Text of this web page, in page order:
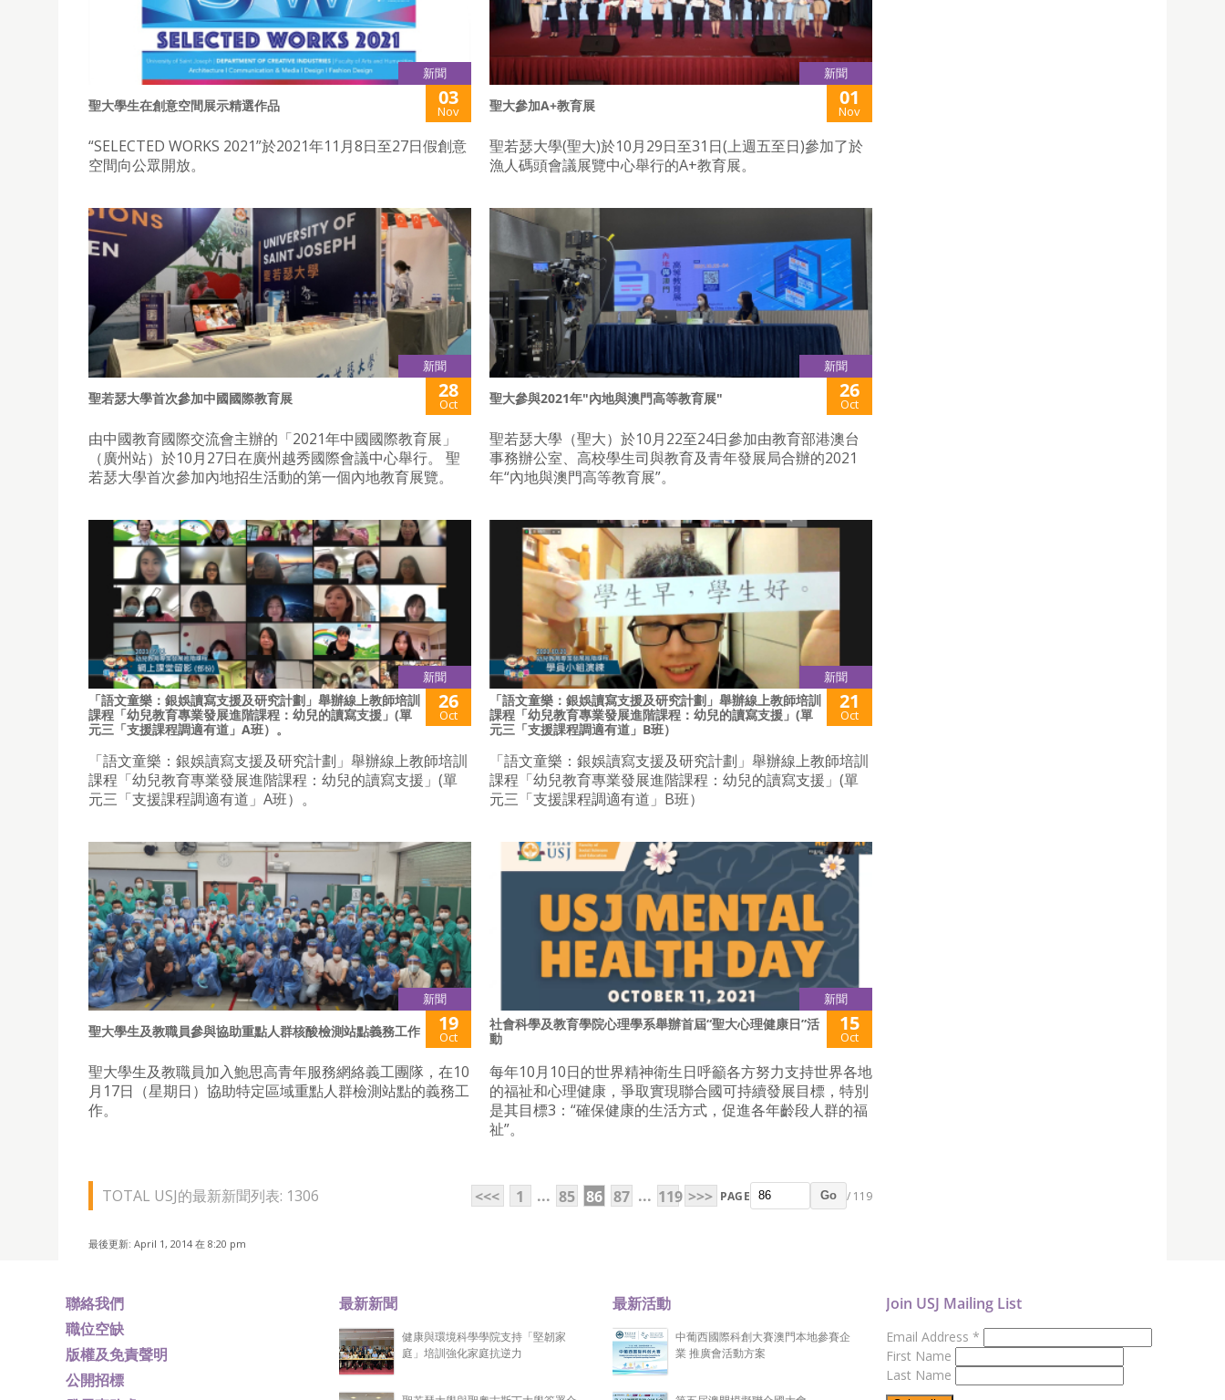
新聞
聖大學生在創意空間展示精選作品 03
Nov
“SELECTED WORKS 2021”於2021年11月8日至27日假創意
空間向公眾開放。
新聞
聖大參加A+教育展 01
Nov
聖若瑟大學(聖大)於10月29日至31日(上週五至日)參加了於
漁人碼頭會議展覽中心舉行的A+教育展。
新聞
聖若瑟大學首次參加中國國際教育展 28
Oct
由中國教育國際交流會主辦的「2021年中國國際教育展」
（廣州站）於10月27日在廣州越秀國際會議中心舉行。 聖
若瑟大學首次參加內地招生活動的第一個內地教育展覽。
新聞
聖大參與2021年"內地與澳門高等教育展" 26
Oct
聖若瑟大學（聖大）於10月22至24日參加由教育部港澳台
事務辦公室、高校學生司與教育及青年發展局合辦的2021
年“內地與澳門高等教育展”。
新聞
「語文童樂：銀娛讀寫支援及研究計劃」舉辦線上教師培訓
課程「幼兒教育專業發展進階課程：幼兒的讀寫支援」(單
元三「支援課程調適有道」A班）。
26
Oct
「語文童樂：銀娛讀寫支援及研究計劃」舉辦線上教師培訓
課程「幼兒教育專業發展進階課程：幼兒的讀寫支援」(單
元三「支援課程調適有道」A班）。
新聞
「語文童樂：銀娛讀寫支援及研究計劃」舉辦線上教師培訓
課程「幼兒教育專業發展進階課程：幼兒的讀寫支援」(單
元三「支援課程調適有道」B班）
21
Oct
「語文童樂：銀娛讀寫支援及研究計劃」舉辦線上教師培訓
課程「幼兒教育專業發展進階課程：幼兒的讀寫支援」(單
元三「支援課程調適有道」B班）
新聞
聖大學生及教職員參與協助重點人群核酸檢測站點義務工作 19
Oct
聖大學生及教職員加入鮑思高青年服務網絡義工團隊，在10
月17日（星期日）協助特定區域重點人群檢測站點的義務工
作。
新聞
社會科學及教育學院心理學系舉辦首屆“聖大心理健康日”活
動
15
Oct
每年10月10日的世界精神衛生日呼籲各方努力支持世界各地
的福祉和心理健康，爭取實現聯合國可持續發展目標，特別
是其目標3：“確保健康的生活方式，促進各年齡段人群的福
祉”。
TOTAL USJ的最新新聞列表: 1306 <<< 1 ... 85 86 87 ... 119 >>> PAGE Go / 119
最後更新: April 1, 2014 在 8:20 pm
聯絡我們
職位空缺
版權及免責聲明
公開招標
最新新聞
健康與環境科學學院支持「堅韌家
庭」培訓強化家庭抗逆力
最新活動
中葡西國際科創大賽澳門本地參賽企
業 推廣會活動方案
Join USJ Mailing List
Email Address *
First Name
Last Name